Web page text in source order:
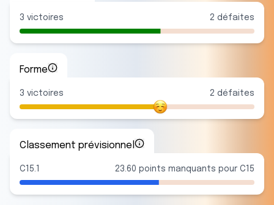
3 victoires 2 défaites
Forme
3 victoires 2 défaites
Classement prévisionnel
C15.1 23.60 points manquants pour C15